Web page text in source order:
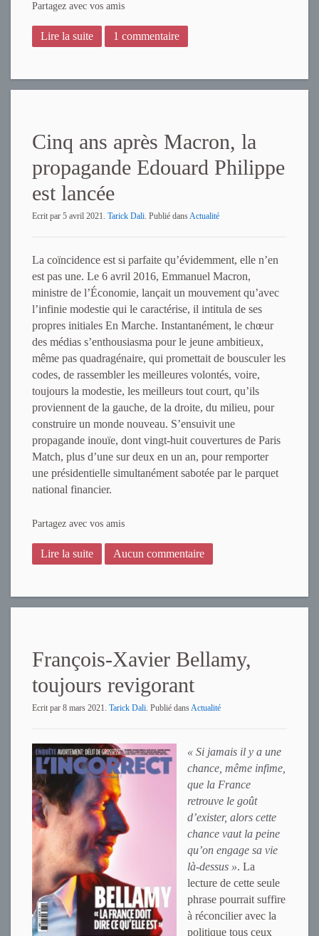
Partagez avec vos amis
Lire la suite 1 commentaire
Cinq ans après Macron, la
propagande Edouard Philippe
est lancée
Ecrit par 5 avril 2021. Tarick Dali. Publié dansActualité
La coïncidence est si parfaite qu’évidemment, elle n’en
est pas une. Le 6 avril 2016, Emmanuel Macron,
ministre de l’Économie, lançait un mouvement qu’avec
l’infinie modestie qui le caractérise, il intitula de ses
propres initiales En Marche. Instantanément, le chœur
des médias s’enthousiasma pour le jeune ambitieux,
même pas quadragénaire, qui promettait de bousculer les
codes, de rassembler les meilleures volontés, voire,
toujours la modestie, les meilleurs tout court, qu’ils
proviennent de la gauche, de la droite, du milieu, pour
construire un monde nouveau. S’ensuivit une
propagande inouïe, dont vingt-huit couvertures de Paris
Match, plus d’une sur deux en un an, pour remporter
une présidentielle simultanément sabotée par le parquet
national financier.
Partagez avec vos amis
Lire la suite Aucun commentaire
François-Xavier Bellamy,
toujours revigorant
Ecrit par 8 mars 2021. Tarick Dali. Publié dansActualité
« Si jamais il y a une
chance, même infime,
que la France
retrouve le goût
d’exister, alors cette
chance vaut la peine
qu’on engage sa vie
là-dessus ». La
lecture de cette seule
phrase pourrait suffire
à réconcilier avec la
politique tous ceux